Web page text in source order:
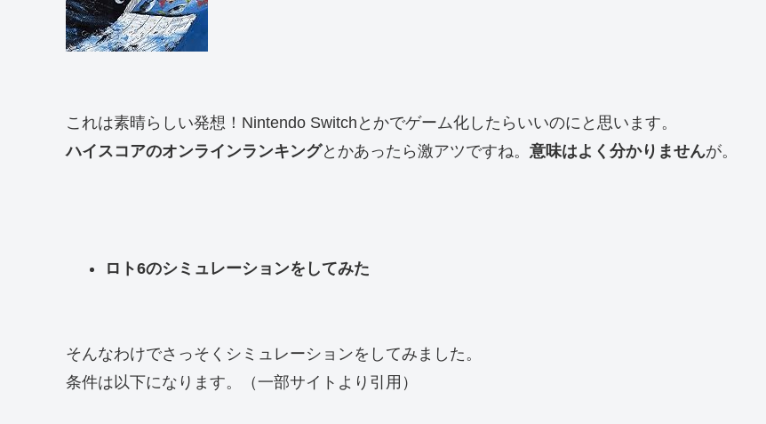
これは素晴らしい発想！Nintendo Switchとかでゲーム化したらいいのにと思います。
ハイスコアのオンラインランキングとかあったら激アツですね。 意味はよく分かりませんが。
ロト6のシミュレーションをしてみた
そんなわけでさっそくシミュレーションをしてみました。
条件は以下になります。（一部サイトより引用）